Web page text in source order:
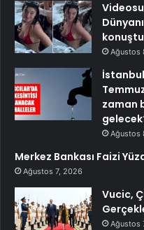
konuştu
Ağustos
zaman
Ağustos
Merkez Bankası Faizi
Ağustos 7, 2026
Vucic,
Ağustos